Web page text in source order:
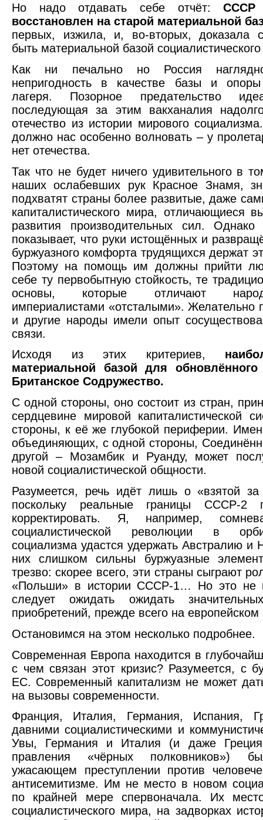
Но надо отдавать себе отчёт:СССР
восстановлен на старой материальной
первых, изжила, и, во-вторых, доказала
быть материальной базой
Как ни печально но Россия
непригодность в качестве базы и опоры
лагеря. Позорное предательство
последующая за этим вакханалия
отечество из истории мирового
должно нас особенно волновать – у
нет отечества.
Так что не будет ничего удивительного в
наших ослабевших рук Красное Знамя,
подхватят страны более развитые, даже
капиталистического мира, отличающиеся
развития производительных сил. Однако
показывает, что руки истощённых и
буржуазного комфорта трудящихся держат
Поэтому на помощь им должны прийти
себе ту первобытную стойкость, те
основы, которые отличают
империалистами «отсталыми». Желательно
и другие народы имели опыт
связи.
Исходя из этих критериев,
материальной базой для
Британское Содружество.
С одной стороны, оно состоит из стран,
сердцевине мировой капиталистической
стороны, к её же глубокой периферии.
объединяющих, с одной стороны,
другой – Мозамбик и Руанду, может
новой социалистической общности.
Разумеется, речь идёт лишь о «взятой за
поскольку реальные границы СССР-2
корректировать. Я, например,
социалистической революции в
социализма удастся удержать Австралию
них слишком сильны буржуазные
трезво: скорее всего, эти страны сыграют
«Польши» в истории СССР-1… Но это не
следует ожидать ожидать
приобретений, прежде всего на европейском
Остановимся на этом несколько подробнее.
Современная Европа находится в
с чем связан этот кризис? Разумеется, с
ЕС. Современный капитализм не может
на вызовы современности.
Франция, Италия, Германия, Испания,
давними социалистическими и
Увы, Германия и Италия (и даже
правления «чёрных полковников»)
ужасающем преступлении против
антисемитизме. Им не место в новом
по крайней мере спервоначала. Их
социалистического мира, на задворках